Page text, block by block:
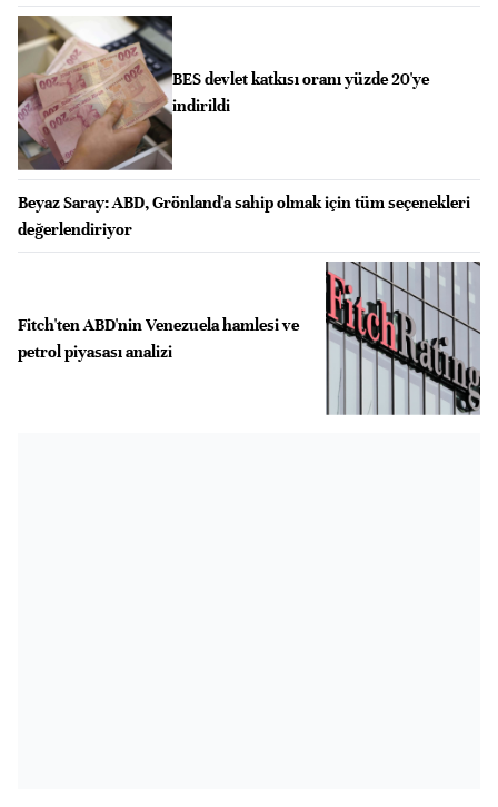
BES devlet katkısı oranı yüzde 20'ye
indirildi
Beyaz Saray: ABD, Grönland'a sahip olmak için tüm seçenekleri
değerlendiriyor
Fitch'ten ABD'nin Venezuela hamlesi ve
petrol piyasası analizi